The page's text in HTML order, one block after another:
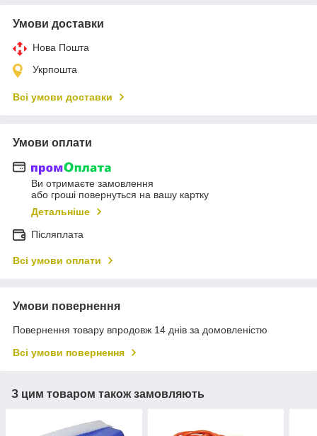
Умови доставки
Нова Пошта
Укрпошта
Всі умови доставки
Умови оплати
Ви отримаєте замовлення
або гроші повернуться на вашу картку
Детальніше
Післяплата
Всі умови оплати
Умови повернення
Повернення товару впродовж 14 днів за домовленістю
Всі умови повернення
З цим товаром також замовляють